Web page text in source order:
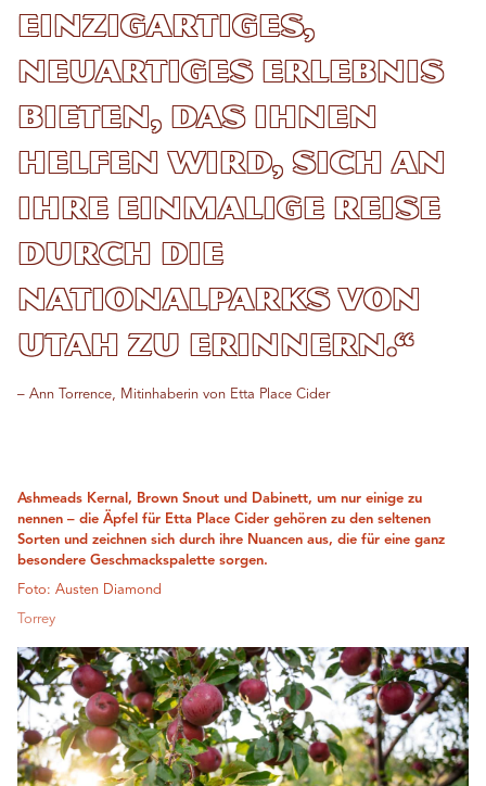
einzigartiges,
neuartiges Erlebnis
bieten, das ihnen
helfen wird, sich an
ihre einmalige Reise
durch die
Nationalparks von
Utah zu erinnern.“
– Ann Torrence, Mitinhaberin von Etta Place Cider
Ashmeads Kernal, Brown Snout und Dabinett, um nur einige zu
nennen – die Äpfel für Etta Place Cider gehören zu den seltenen
Sorten und zeichnen sich durch ihre Nuancen aus, die für eine ganz
besondere Geschmackspalette sorgen.
Foto: Austen Diamond
Torrey